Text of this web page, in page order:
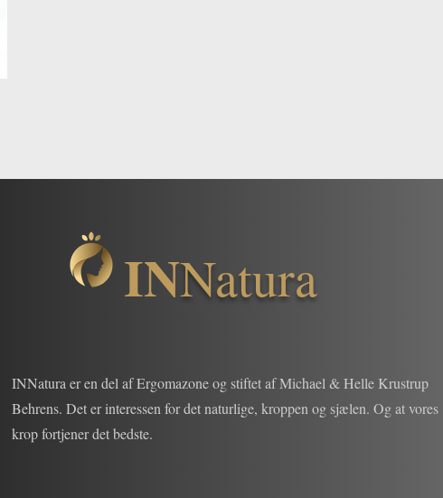
INNatura
INNatura er en del af Ergomazone og stiftet af Michael & Helle Krustrup
Behrens. Det er interessen for det naturlige, kroppen og sjælen. Og at vores
krop fortjener det bedste.